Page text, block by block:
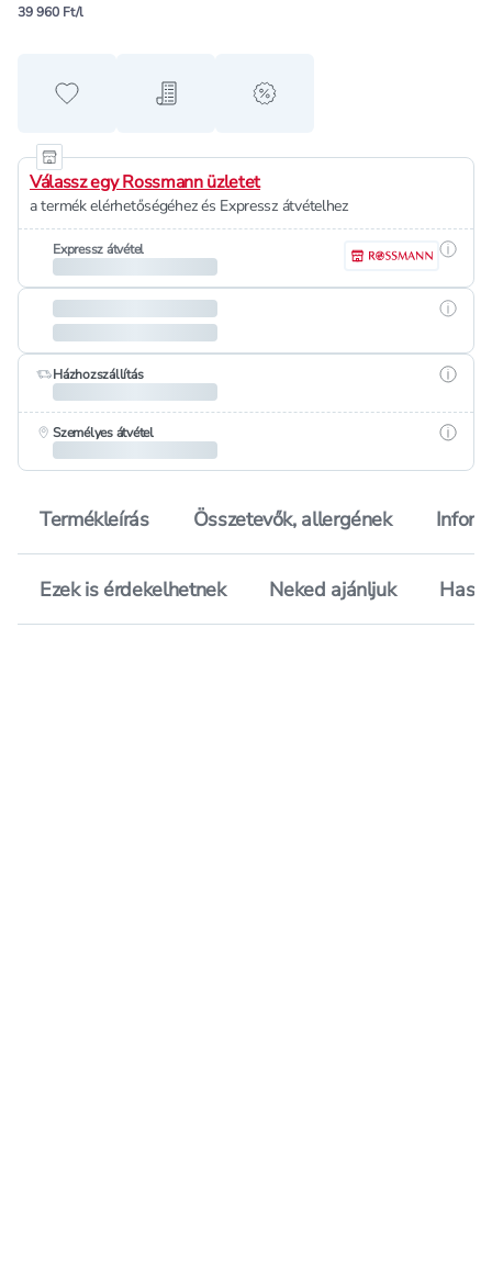
39 960 Ft/l
Hozzáadás a kedvencekhez
Hozzáadás a bevásárló listához
alert when on sale
Válassz egy Rossmann üzletet
a termék elérhetőségéhez és Expressz átvételhez
Expressz átvétel
Házhozszállítás
Személyes átvétel
Termékleírás Összetevők, allergének
Ezek is érdekelhetnek Neked ajánljuk